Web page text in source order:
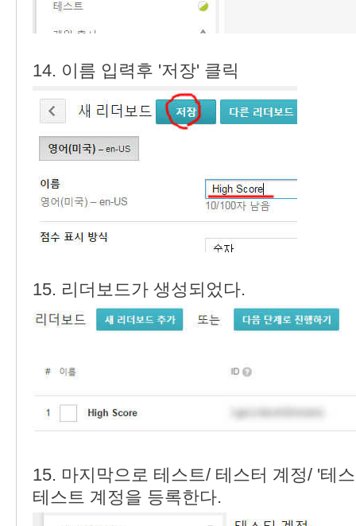
14. 이름 입력후 '저장' 클릭
15. 리더보드가 생성되었다.
15. 마지막으로 테스트/ 테스터 계정/ '테
테스트 계정을 등록한다.